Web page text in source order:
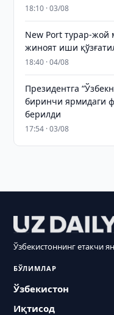
18:10 · 03/08
New Port турар-
жиноят иши
18:40 · 04/08
Президентга
биринчи ярмидаги
берилди
17:54 · 03/08
Ўзбекистоннинг етакчи
БЎЛИМЛАР
Ўзбекистон
Иқтисод